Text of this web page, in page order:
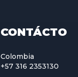
CONTÁCTO
Colombia
+57 316 2353130